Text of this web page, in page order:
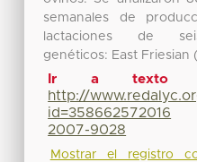
semanales de
lactaciones de
genéticos: East Friesian
Ir a texto
http://
id=358662572016
2007-9028
Mostrar el registro